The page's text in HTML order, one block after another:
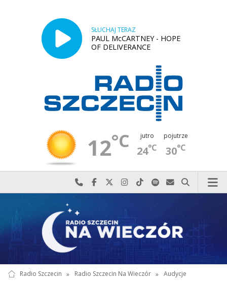
SŁUCHAJ TERAZ
PAUL McCARTNEY - HOPE
OF DELIVERANCE
12°C jutro
24°C
pojutrze
30°C
Najlepiej po prostu do nas zadzwoń
Odwiedź nas na Facebook-u
Odwiedź nas na X
Odwiedź nas na Instagram-ie
Odwiedź nas na TikTok-u
Szukaj nas na Spotify
Wyślij do nas
Szukaj
Radio Szczecin » Radio Szczecin Na Wieczór » Audycje